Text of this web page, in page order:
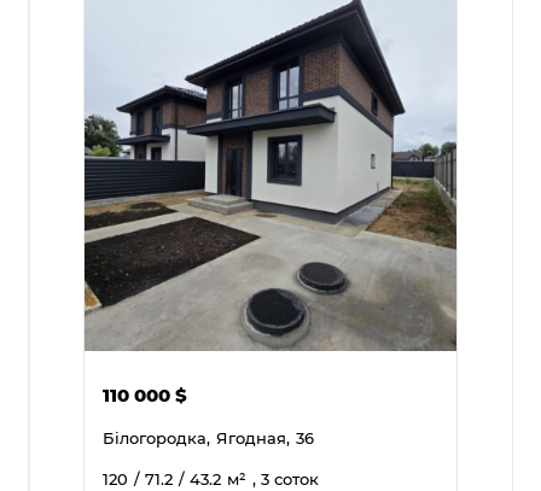
110 000$
Білогородка, Ягодная, 36
120 / 71.2 / 43.2 м² , 3 соток